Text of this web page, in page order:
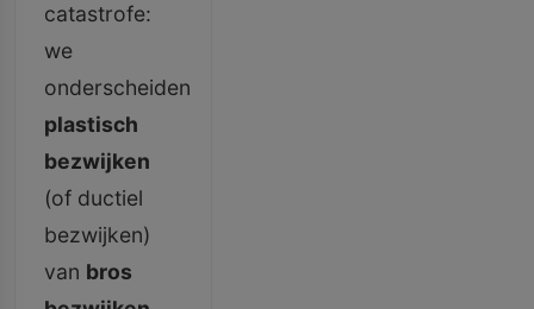
catastrofe:
we
onderscheiden
plastisch
bezwijken
(of ductiel
bezwijken)
van bros